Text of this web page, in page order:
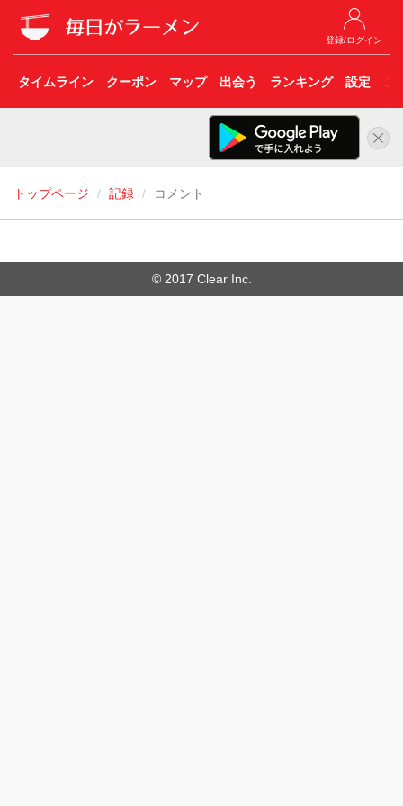
登録/ログイン
タイムライン クーポン マップ 出会う ランキング 設定 こ
トップページ 記録 コメント
© 2017 Clear Inc.